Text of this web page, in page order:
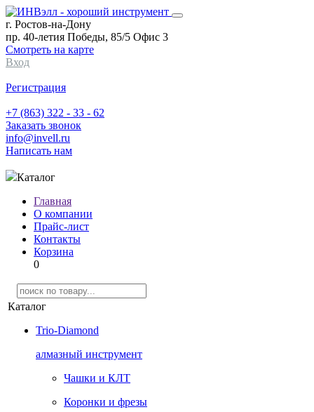
г. Ростов-на-Дону
пр. 40-летия Победы, 85/5 Офис 3
Смотреть на карте
Вход
Регистрация
+7 (863) 322 - 33 - 62
Заказать звонок
info@invell.ru
Написать нам
Каталог
Главная
О компании
Прайс-лист
Контакты
Корзина
0
Каталог
Trio-Diamond
алмазный инструмент
Чашки и КЛТ
Коронки и фрезы